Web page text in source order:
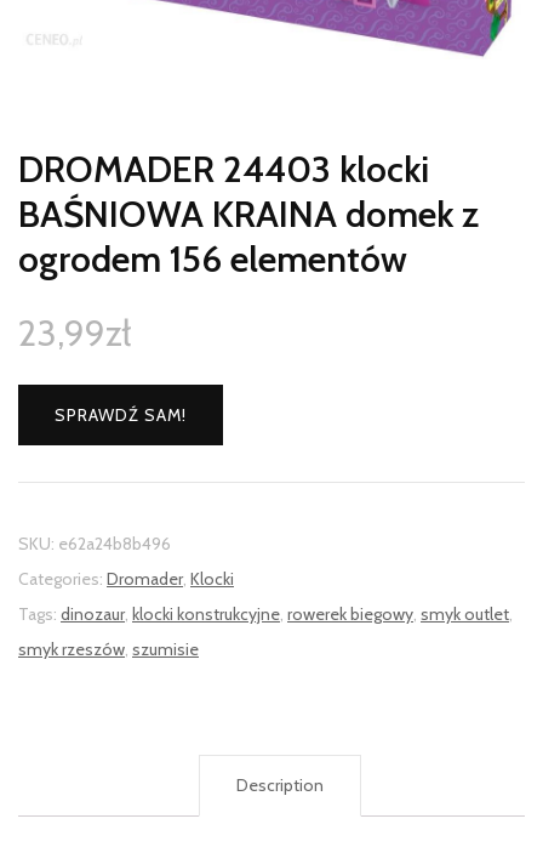
DROMADER 24403 klocki
BAŚNIOWA KRAINA domek z
ogrodem 156 elementów
23,99zł
SPRAWDŹ SAM!
SKU: e62a24b8b496
Categories: Dromader, Klocki
Tags: dinozaur, klocki konstrukcyjne rowerek biegowy smyk outlet
smyk rzeszów szumisie
Description